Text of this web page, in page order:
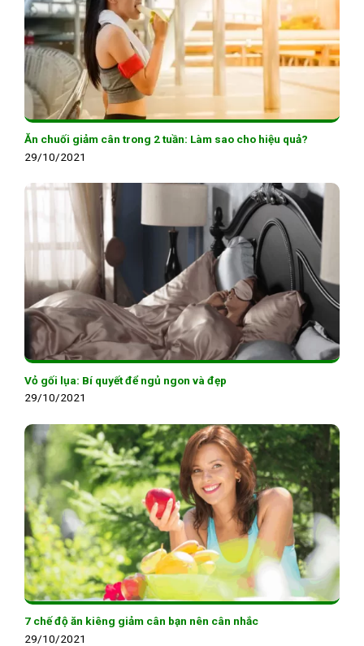
Ăn chuối giảm cân trong 2 tuần: Làm sao cho hiệu quả?
29/10/2021
Vỏ gối lụa: Bí quyết để ngủ ngon và đẹp
29/10/2021
7 chế độ ăn kiêng giảm cân bạn nên cân nhắc
29/10/2021